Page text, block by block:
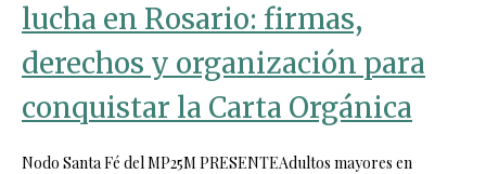
lucha en Rosario: firmas,
derechos y organización para
conquistar la Carta Orgánica
Nodo Santa Fé del MP25M PRESENTEAdultos mayores en